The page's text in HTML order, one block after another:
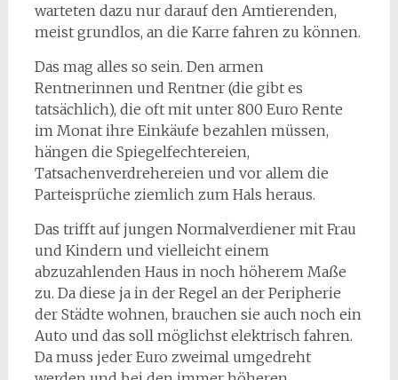
warteten dazu nur darauf den Amtierenden,
meist grundlos, an die Karre fahren zu können.
Das mag alles so sein. Den armen
Rentnerinnen und Rentner (die gibt es
tatsächlich), die oft mit unter 800 Euro Rente
im Monat ihre Einkäufe bezahlen müssen,
hängen die Spiegelfechtereien,
Tatsachenverdrehereien und vor allem die
Parteisprüche ziemlich zum Hals heraus.
Das trifft auf jungen Normalverdiener mit Frau
und Kindern und vielleicht einem
abzuzahlenden Haus in noch höherem Maße
zu. Da diese ja in der Regel an der Peripherie
der Städte wohnen, brauchen sie auch noch ein
Auto und das soll möglichst elektrisch fahren.
Da muss jeder Euro zweimal umgedreht